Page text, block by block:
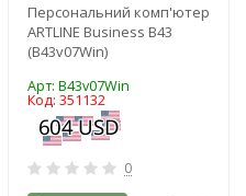
Персональний комп'ютер
ARTLINE Business B43
(B43v07Win)
Арт: B43v07Win
Код: 351132
0